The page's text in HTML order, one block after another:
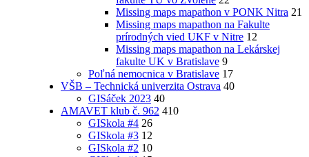
Missing maps mapathon v PONK Nitra 21
Missing maps mapathon na Fakulte
prírodných vied UKF v Nitre 12
Missing maps mapathon na Lekárskej
fakulte UK v Bratislave 9
Poľná nemocnica v Bratislave 17
VŠB – Technická univerzita Ostrava 40
GISáček 2023 40
AMAVET klub č. 962 410
GISkola #4 26
GISkola #3 12
GISkola #2 10